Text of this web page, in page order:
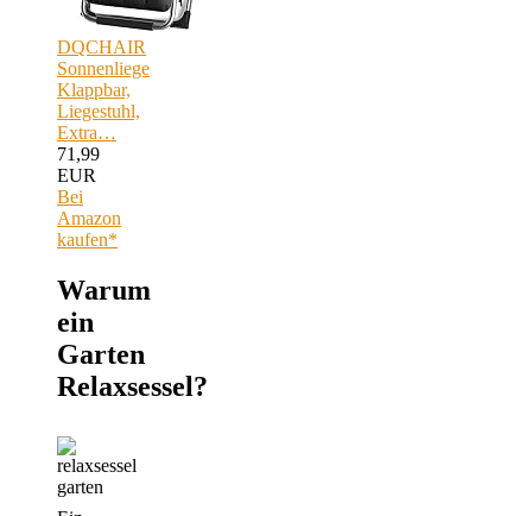
DQCHAIR
Sonnenliege
Klappbar,
Liegestuhl,
Extra…
71,99
EUR
Bei
Amazon
kaufen*
Warum
ein
Garten
Relaxsessel?